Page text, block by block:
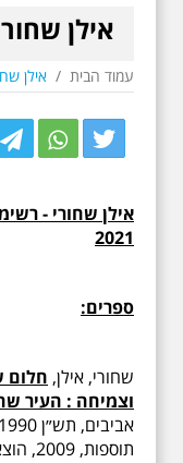
אילן
עמוד הבית / אילן
Twitter
אילן שחורי -
2021
ספרים:
שחורי, אילן, חלום
וצמיחה : העיר
תוספות, 2009, הוצאת "תל אביב שלי"